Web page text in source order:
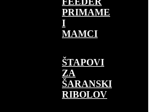
PRIMAME
I
MAMCI
ŠTAPOVI
ZA
ŠARANSKI
RIBOLOV